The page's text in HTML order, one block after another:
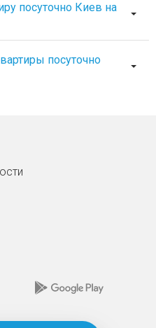
посуточно Киев на
посуточно